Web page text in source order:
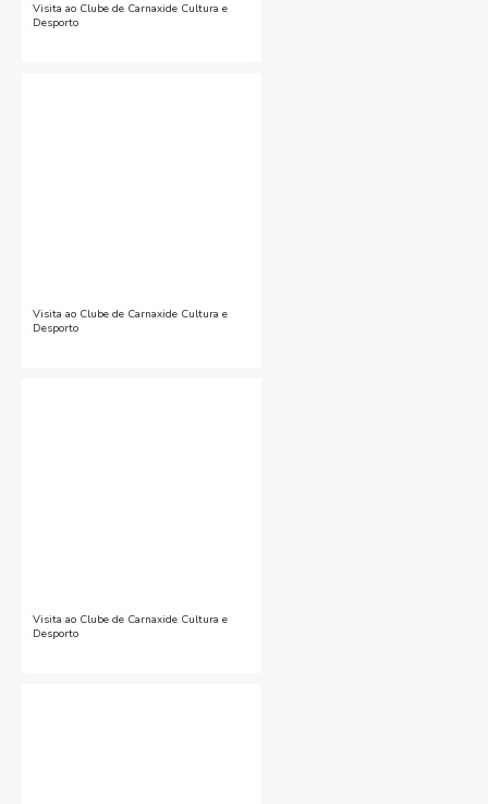
Visita ao Clube de Carnaxide Cultura e
Desporto
Visita ao Clube de Carnaxide Cultura e
Desporto
Visita ao Clube de Carnaxide Cultura e
Desporto